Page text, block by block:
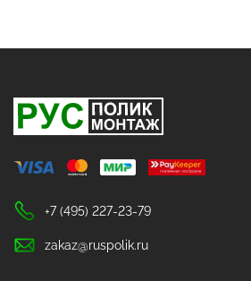
+7 (495) 227-23-79
zakaz@ruspolik.ru